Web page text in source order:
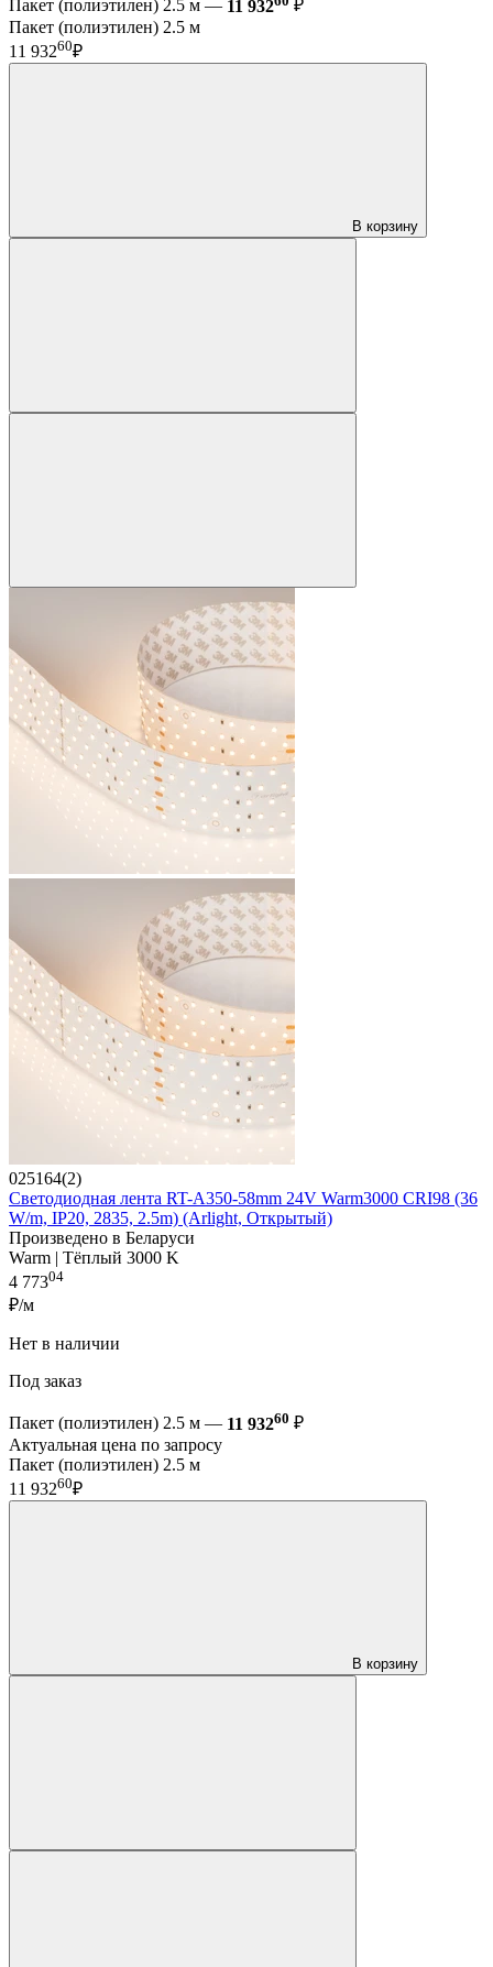
Пакет (полиэтилен) 2.5 м — 11 932
₽
Пакет (полиэтилен) 2.5 м
11 93260₽
В корзину
025164(2)
Светодиодная лента RT-A350-58mm 24V Warm3000 CRI98 (36
W/m, IP20, 2835, 2.5m) (Arlight, Открытый)
Произведено в Беларуси
Warm | Тёплый 3000 K
4 77304
₽/м
Нет в наличии
Под заказ
Пакет (полиэтилен) 2.5 м — 11 93260 ₽
Актуальная цена по запросу
Пакет (полиэтилен) 2.5 м
11 93260₽
В корзину